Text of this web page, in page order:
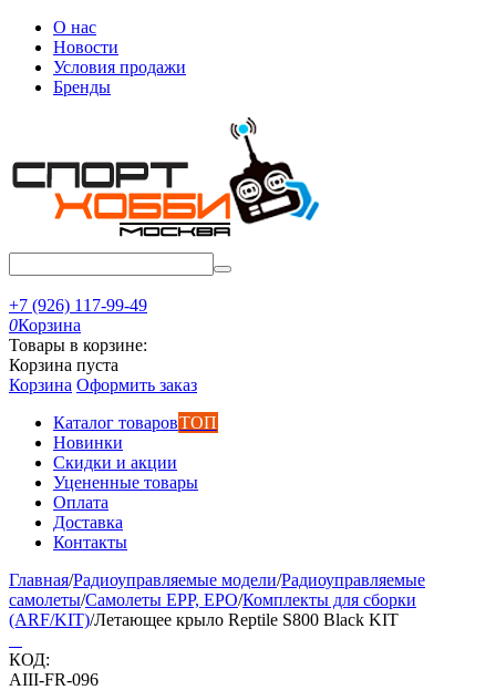
О нас
Новости
Условия продажи
Бренды
+7 (926) 117-99-49
0Корзина
Товары в корзине:
Корзина пуста
Корзина Оформить заказ
Каталог товаровТОП
Новинки
Скидки и акции
Уцененные товары
Оплата
Доставка
Контакты
Главная/Радиоуправляемые модели/Радиоуправляемые
самолеты/Самолеты EPP, EPO/Комплекты для сборки
(ARF/KIT)/Летающее крыло Reptile S800 Black KIT
КОД:
AIII-FR-096